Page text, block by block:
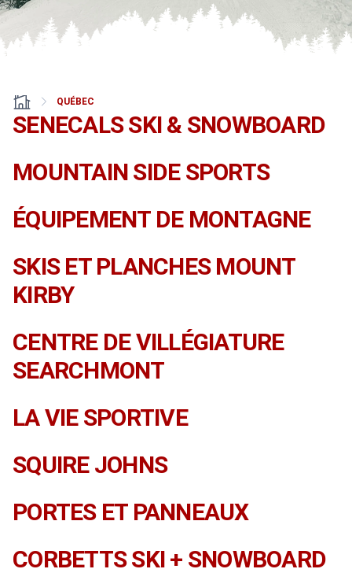
QUÉBEC
SENECALS SKI & SNOWBOARD
MOUNTAIN SIDE SPORTS
ÉQUIPEMENT DE MONTAGNE
SKIS ET PLANCHES MOUNT
KIRBY
CENTRE DE VILLÉGIATURE
SEARCHMONT
LA VIE SPORTIVE
SQUIRE JOHNS
PORTES ET PANNEAUX
CORBETTS SKI + SNOWBOARD